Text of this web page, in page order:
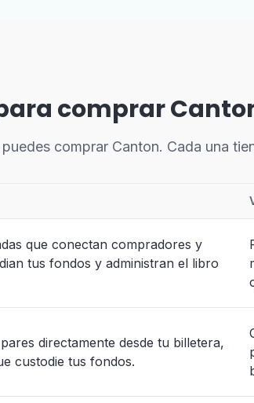
comprar
comprar Canton. Cada una
que conectan compradores y
tus fondos y administran el libro
directamente desde tu billetera,
custodie tus fondos.